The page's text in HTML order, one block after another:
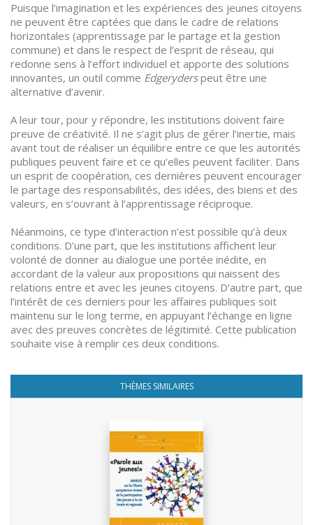
Puisque l’imagination et les expériences des jeunes citoyens
ne peuvent être captées que dans le cadre de relations
horizontales (apprentissage par le partage et la gestion
commune) et dans le respect de l’esprit de réseau, qui
redonne sens à l’effort individuel et apporte des solutions
innovantes, un outil comme Edgeryderspeut être une
alternative d’avenir.
A leur tour, pour y répondre, les institutions doivent faire
preuve de créativité. Il ne s’agit plus de gérer l’inertie, mais
avant tout de réaliser un équilibre entre ce que les autorités
publiques peuvent faire et ce qu’elles peuvent faciliter. Dans
un esprit de coopération, ces dernières peuvent encourager
le partage des responsabilités, des idées, des biens et des
valeurs, en s’ouvrant à l’apprentissage réciproque.
Néanmoins, ce type d’interaction n’est possible qu’à deux
conditions. D’une part, que les institutions affichent leur
volonté de donner au dialogue une portée inédite, en
accordant de la valeur aux propositions qui naissent des
relations entre et avec les jeunes citoyens. D’autre part, que
l’intérêt de ces derniers pour les affaires publiques soit
maintenu sur le long terme, en appuyant l’échange en ligne
avec des preuves concrètes de légitimité. Cette publication
souhaite vise à remplir ces deux conditions.
THÈMES SIMILAIRES